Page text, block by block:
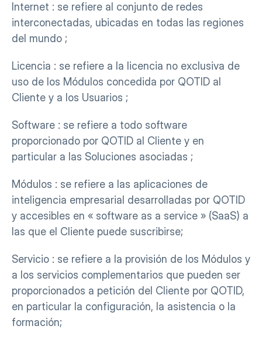
Internet : se refiere al conjunto de redes
interconectadas, ubicadas en todas las regiones
del mundo ;
Licencia : se refiere a la licencia no exclusiva de
uso de los Módulos concedida por QOTID al
Cliente y a los Usuarios ;
Software : se refiere a todo software
proporcionado por QOTID al Cliente y en
particular a las Soluciones asociadas ;
Módulos : se refiere a las aplicaciones de
inteligencia empresarial desarrolladas por QOTID
y accesibles en « software as a service » (SaaS) a
las que el Cliente puede suscribirse;
Servicio : se refiere a la provisión de los Módulos y
a los servicios complementarios que pueden ser
proporcionados a petición del Cliente por QOTID,
en particular la configuración, la asistencia o la
formación;